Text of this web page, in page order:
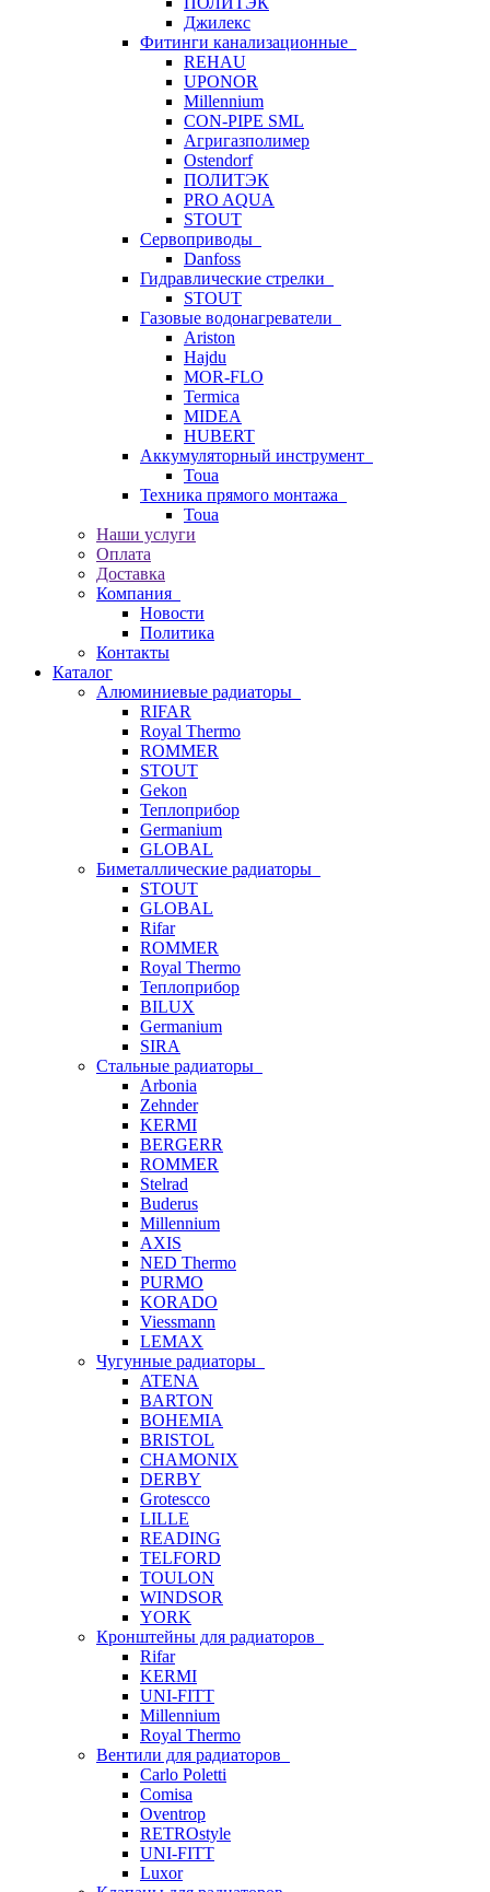
Джилекс
Фитинги канализационные
REHAU
UPONOR
Millennium
CON-PIPE SML
Агригазполимер
Ostendorf
ПОЛИТЭК
PRO AQUA
STOUT
Сервоприводы
Danfoss
Гидравлические стрелки
STOUT
Газовые водонагреватели
Ariston
Hajdu
MOR-FLO
Termica
MIDEA
HUBERT
Аккумуляторный инструмент
Toua
Техника прямого монтажа
Toua
Наши услуги
Оплата
Доставка
Компания
Новости
Политика
Контакты
Каталог
Алюминиевые радиаторы
RIFAR
Royal Thermo
ROMMER
STOUT
Gekon
Теплоприбор
Germanium
GLOBAL
Биметаллические радиаторы
STOUT
GLOBAL
Rifar
ROMMER
Royal Thermo
Теплоприбор
BILUX
Germanium
SIRA
Стальные радиаторы
Arbonia
Zehnder
KERMI
BERGERR
ROMMER
Stelrad
Buderus
Millennium
AXIS
NED Thermo
PURMO
KORADO
Viessmann
LEMAX
Чугунные радиаторы
ATENA
BARTON
BOHEMIA
BRISTOL
CHAMONIX
DERBY
Grotescco
LILLE
READING
TELFORD
TOULON
WINDSOR
YORK
Кронштейны для радиаторов
Rifar
KERMI
UNI-FITT
Millennium
Royal Thermo
Вентили для радиаторов
Carlo Poletti
Comisa
Oventrop
RETROstyle
UNI-FITT
Luxor